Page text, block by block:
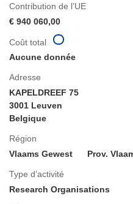
Contribution de l’UE
€ 940 060,00
Adresse
KAPELDREEF 75
3001 Leuven
Belgique
Région
Vlaams Gewest
Prov.
Type d’activité
Research Organisations
Coût total
Aucune donnée